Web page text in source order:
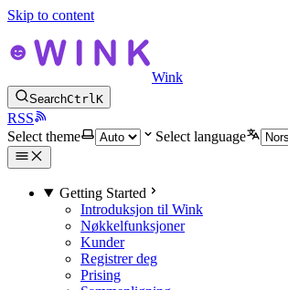
Skip to content
Wink
SearchCtrlK
RSS
Select theme
Select language
Getting Started
Introduksjon til Wink
Nøkkelfunksjoner
Kunder
Registrer deg
Prising